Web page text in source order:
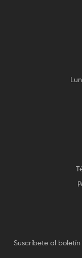
Suscríbete al